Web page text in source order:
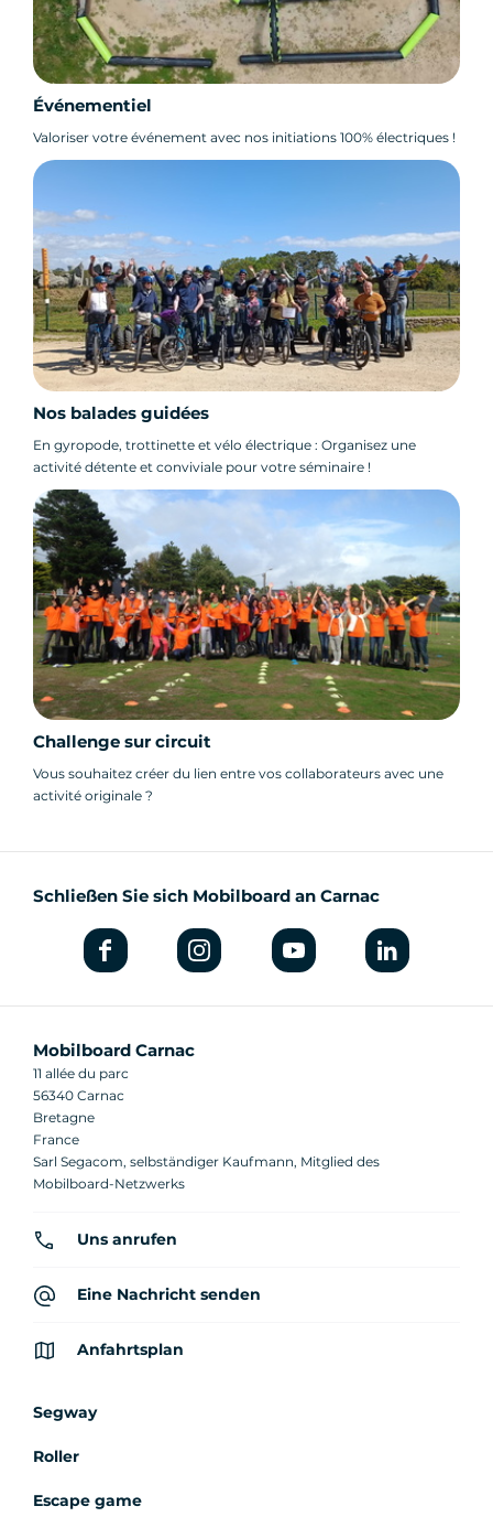
Événementiel
Valoriser votre événement avec nos initiations 100% électriques !
Nos balades guidées
En gyropode, trottinette et vélo électrique : Organisez une
activité détente et conviviale pour votre séminaire !
Challenge sur circuit
Vous souhaitez créer du lien entre vos collaborateurs avec une
activité originale ?
Schließen Sie sich Mobilboard an Carnac
Mobilboard Carnac
11 allée du parc
56340 Carnac
Bretagne
France
Sarl Segacom, selbständiger Kaufmann, Mitglied des
Mobilboard-Netzwerks
Uns anrufen
Eine Nachricht senden
Anfahrtsplan
Segway
Roller
Escape game